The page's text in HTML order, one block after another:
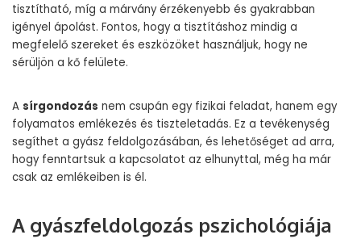
tisztítható, míg a márvány érzékenyebb és gyakrabban
igényel ápolást. Fontos, hogy a tisztításhoz mindig a
megfelelő szereket és eszközöket használjuk, hogy ne
sérüljön a kő felülete.
A sírgondozás nem csupán egy fizikai feladat, hanem egy
folyamatos emlékezés és tiszteletadás. Ez a tevékenység
segíthet a gyász feldolgozásában, és lehetőséget ad arra,
hogy fenntartsuk a kapcsolatot az elhunyttal, még ha már
csak az emlékeiben is él.
A gyászfeldolgozás pszichológiája